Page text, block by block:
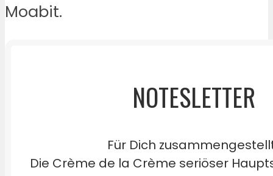
Moabit.
NOTESLETTER
Für Dich
Die Crème de la Crème seriöser